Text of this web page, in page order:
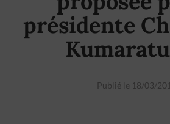
présidente
Publié le 18/03/